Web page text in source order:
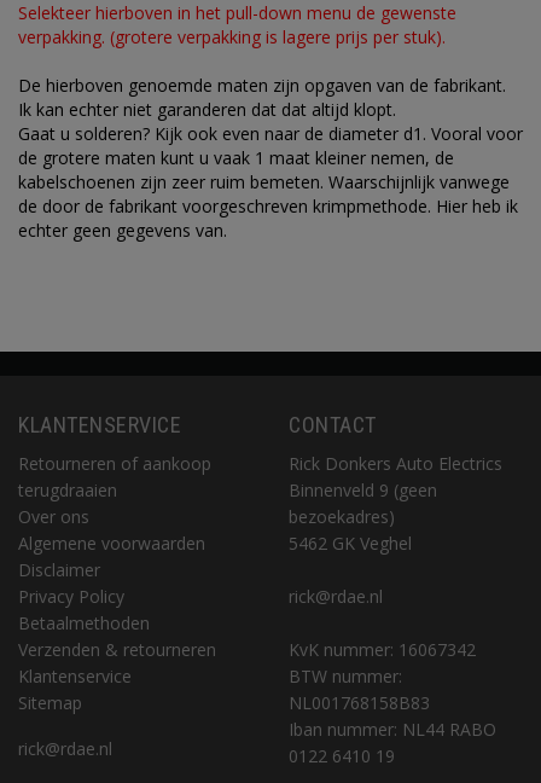
Selekteer hierboven in het pull-down menu de gewenste
verpakking. (grotere verpakking is lagere prijs per stuk).
De hierboven genoemde maten zijn opgaven van de fabrikant.
Ik kan echter niet garanderen dat dat altijd klopt.
Gaat u solderen? Kijk ook even naar de diameter d1. Vooral voor
de grotere maten kunt u vaak 1 maat kleiner nemen, de
kabelschoenen zijn zeer ruim bemeten. Waarschijnlijk vanwege
de door de fabrikant voorgeschreven krimpmethode. Hier heb ik
echter geen gegevens van.
KLANTENSERVICE
Retourneren of aankoop
terugdraaien
Over ons
Algemene voorwaarden
Disclaimer
Privacy Policy
Betaalmethoden
Verzenden & retourneren
Klantenservice
Sitemap
rick@rdae.nl
CONTACT
Rick Donkers Auto Electrics
Binnenveld 9 (geen
bezoekadres)
5462 GK Veghel
rick@rdae.nl
KvK nummer: 16067342
BTW nummer:
NL001768158B83
Iban nummer: NL44 RABO
0122 6410 19